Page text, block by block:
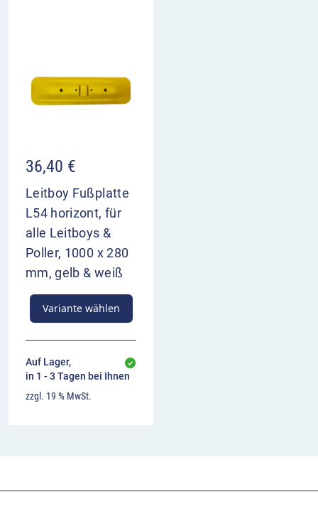
36,40 €
Leitboy Fußplatte
L54 horizont, für
alle Leitboys &
Poller, 1000 x 280
mm, gelb & weiß
Variante wählen
Auf Lager,
in 1 - 3 Tagen bei Ihnen
zzgl. 19 % MwSt.